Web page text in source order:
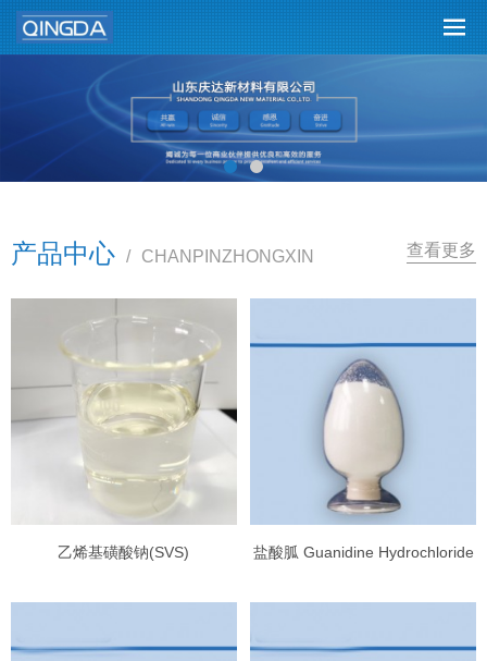
产品中心 / CHANPINZHONGXIN 查看更多
乙烯基磺酸钠(SVS) 盐酸胍 Guanidine Hydrochloride